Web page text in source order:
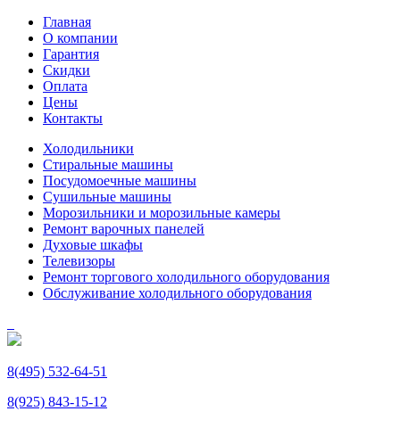
Главная
О компании
Гарантия
Скидки
Оплата
Цены
Контакты
Холодильники
Стиральные машины
Посудомоечные машины
Сушильные машины
Морозильники и морозильные камеры
Ремонт варочных панелей
Духовые шкафы
Телевизоры
Ремонт торгового холодильного оборудования
Обслуживание холодильного оборудования
8(495) 532-64-51
8(925) 843-15-12